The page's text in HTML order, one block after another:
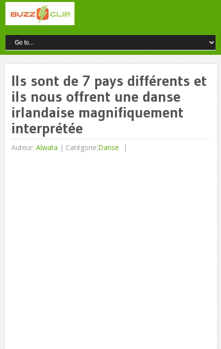
Ils sont de 7 pays différents et
ils nous offrent une danse
irlandaise magnifiquement
interprétée
Auteur: Alwata | Catégorie:Danse